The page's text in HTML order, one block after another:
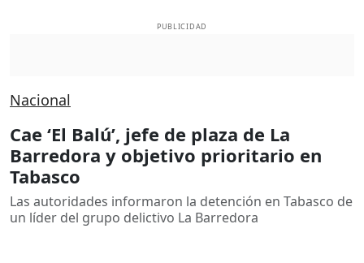
PUBLICIDAD
Nacional
Cae ‘El Balú’, jefe de plaza de La
Barredora y objetivo prioritario en
Tabasco
Las autoridades informaron la detención en Tabasco de
un líder del grupo delictivo La Barredora